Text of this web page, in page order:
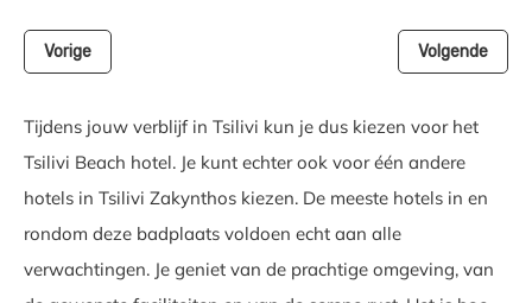
Vorige Volgende
Tijdens jouw verblijf in Tsilivi kun je dus kiezen voor het
Tsilivi Beach hotel. Je kunt echter ook voor één andere
hotels in Tsilivi Zakynthos kiezen. De meeste hotels in en
rondom deze badplaats voldoen echt aan alle
verwachtingen. Je geniet van de prachtige omgeving, van